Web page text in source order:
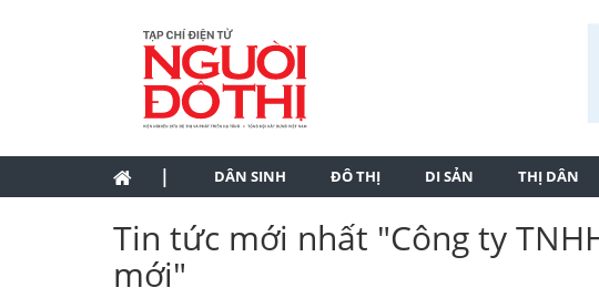
| DÂN SINH ĐÔ THỊ DI SẢN THỊ DÂN
Tin tức mới nhất "Công ty
mới"